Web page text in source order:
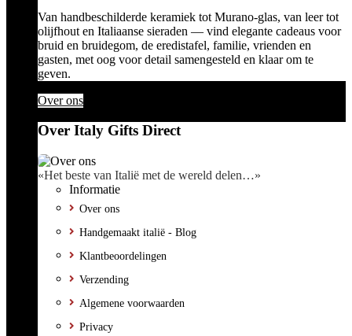
Van handbeschilderde keramiek tot Murano-glas, van leer tot
olijfhout en Italiaanse sieraden — vind elegante cadeaus voor
bruid en bruidegom, de eredistafel, familie, vrienden en
gasten, met oog voor detail samengesteld en klaar om te
geven.
Over ons
Over Italy Gifts Direct
«Het beste van Italië met de wereld delen…»
Informatie
Over ons
Handgemaakt italië - Blog
Klantbeoordelingen
Verzending
Algemene voorwaarden
Privacy